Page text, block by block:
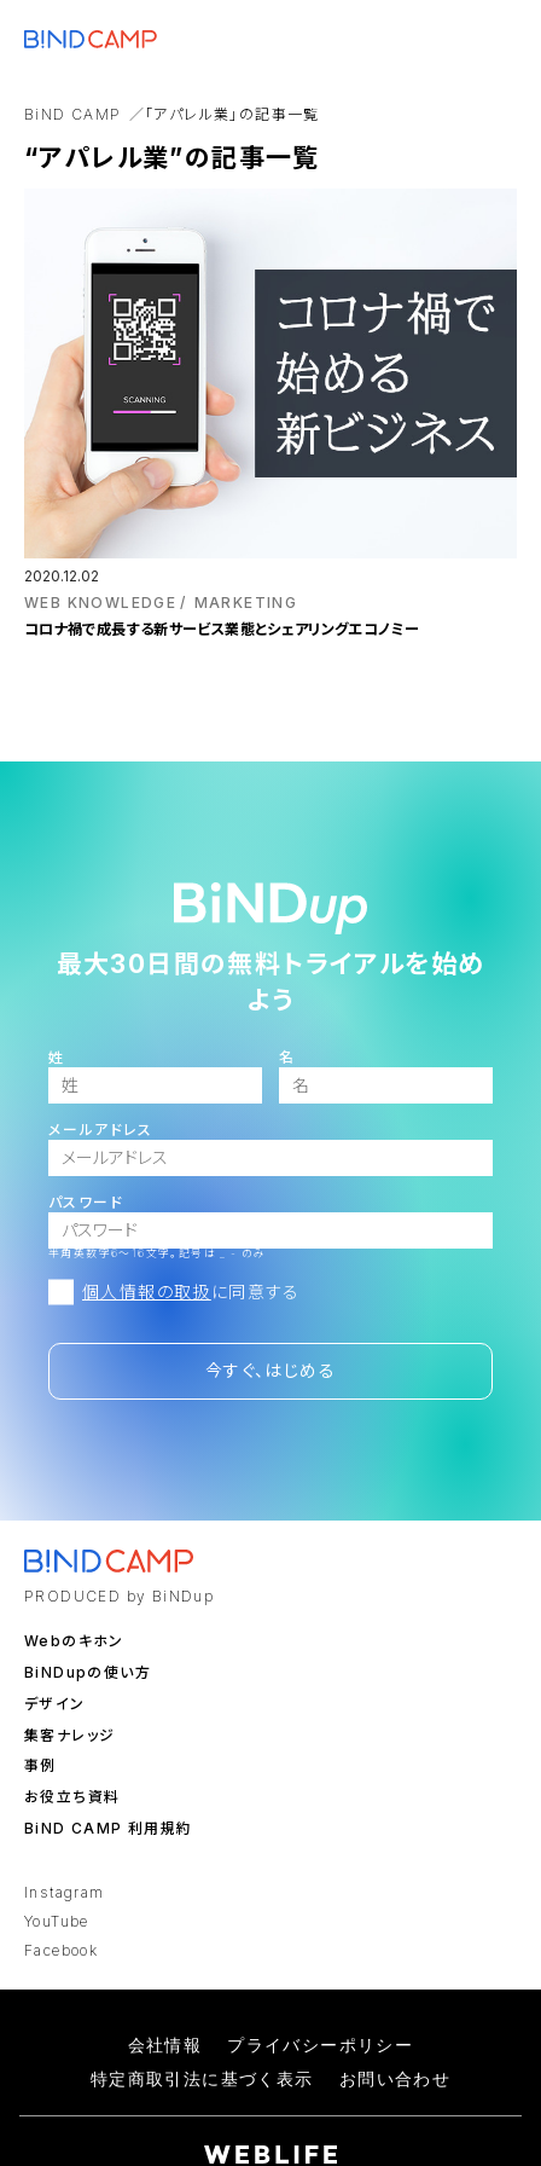
アニメーション
BiND CAMP 「アパレル業」の記事一覧
“アパレル業”の記事一覧
2020.12.02
WEB KNOWLEDGE
MARKETING
コロナ禍で成長する新サービス業態とシェアリングエコノミー
最大30日間の無料トライアルを始め
よう
姓 名
メールアドレス
パスワード
半角英数字6～16文字。記号は _ - のみ
個人情報の取扱 に同意する
今すぐ、はじめる
PRODUCED by BiNDup
Webのキホン
BiNDupの使い方
デザイン
集客ナレッジ
事例
お役立ち資料
BiND CAMP 利用規約
Instagram
YouTube
Facebook
会社情報
プライバシーポリシー
特定商取引法に基づく表示
お問い合わせ